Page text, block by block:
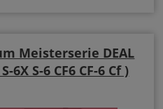
Meisterserie DEAL
6X S-6 CF6 CF-6 Cf )